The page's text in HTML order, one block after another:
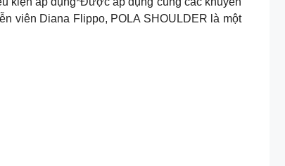
viên Diana Flippo, POLA SHOULDER là một